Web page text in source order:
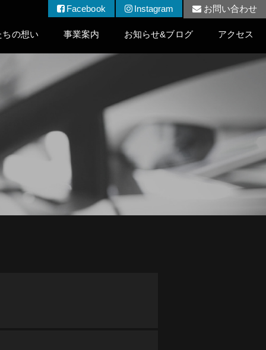
Facebook Instagram お問い合わせ
ちの想い 事業案内 お知らせ&ブログ アクセス